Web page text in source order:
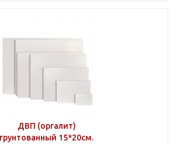
ДВП (оргалит)
грунтованный 15*20см.